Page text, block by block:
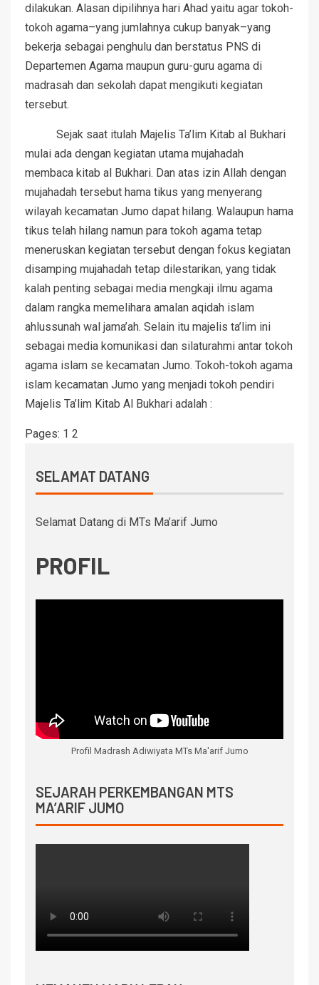
dilakukan. Alasan dipilihnya hari Ahad yaitu agar tokoh-
tokoh agama–yang jumlahnya cukup banyak–yang
bekerja sebagai penghulu dan berstatus PNS di
Departemen Agama maupun guru-guru agama di
madrasah dan sekolah dapat mengikuti kegiatan
tersebut.
Sejak saat itulah Majelis Ta’lim Kitab al Bukhari
mulai ada dengan kegiatan utama mujahadah
membaca kitab al Bukhari. Dan atas izin Allah dengan
mujahadah tersebut hama tikus yang menyerang
wilayah kecamatan Jumo dapat hilang. Walaupun hama
tikus telah hilang namun para tokoh agama tetap
meneruskan kegiatan tersebut dengan fokus kegiatan
disamping mujahadah tetap dilestarikan, yang tidak
kalah penting sebagai media mengkaji ilmu agama
dalam rangka memelihara amalan aqidah islam
ahlussunah wal jama’ah. Selain itu majelis ta’lim ini
sebagai media komunikasi dan silaturahmi antar tokoh
agama islam se kecamatan Jumo. Tokoh-tokoh agama
islam kecamatan Jumo yang menjadi tokoh pendiri
Majelis Ta’lim Kitab Al Bukhari adalah :
Pages: 1 2
SELAMAT DATANG
Selamat Datang di MTs Ma’arif Jumo
PROFIL
Profil Madrash Adiwiyata MTs Ma'arif Jumo
SEJARAH PERKEMBANGAN MTS
MA’ARIF JUMO